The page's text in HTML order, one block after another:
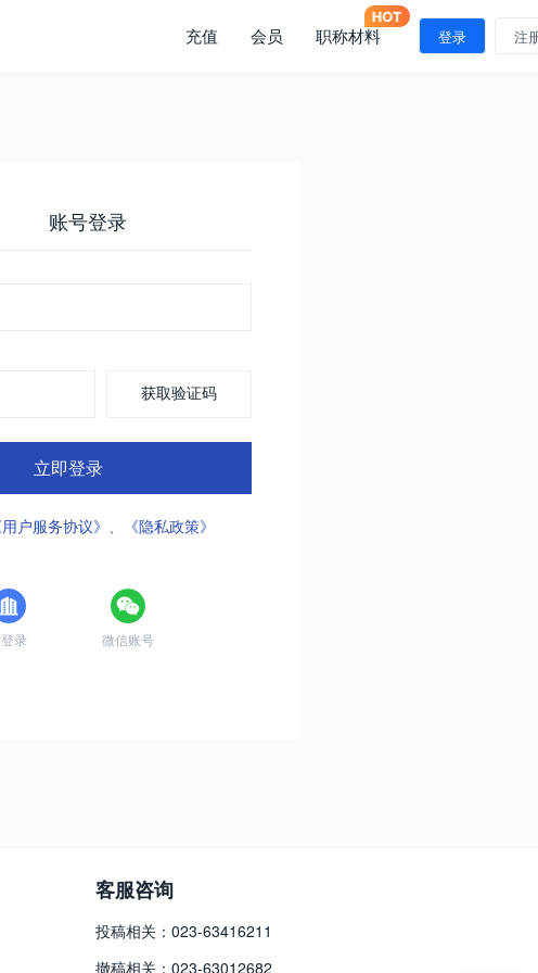
充值 会员 职称材料 登录 注
账号登录
获取验证码
立即登录
用户服务协议》 、 《隐私政策》
录 微信账号
客服咨询
投稿相关：023-63416211
撤稿相关：023-63012682